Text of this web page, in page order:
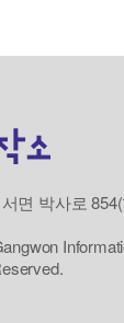
면 박사로